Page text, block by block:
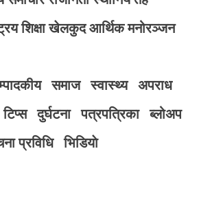
शिक्षा खेलकुद आर्थिक मनोरञ्जन
समाज स्वास्थ्य
अपराध
टिप्स दुर्घटना पत्रपत्रिका
ब्लोअप
प्रविधि भिडियाे